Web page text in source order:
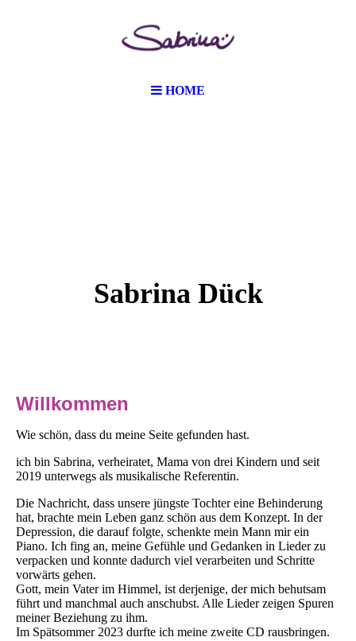
HOME
Sabrina Dück
Willkommen
Wie schön, dass du meine Seite gefunden hast.
ich bin Sabrina, verheiratet, Mama von drei Kindern und seit
2019 unterwegs als musikalische Referentin.
Die Nachricht, dass unsere jüngste Tochter eine Behinderung
hat, brachte mein Leben ganz schön aus dem Konzept. In der
Depression, die darauf folgte, schenkte mein Mann mir ein
Piano. Ich fing an, meine Gefühle und Gedanken in Lieder zu
verpacken und konnte dadurch viel verarbeiten und Schritte
vorwärts gehen.
Gott, mein Vater im Himmel, ist derjenige, der mich behutsam
führt und manchmal auch anschubst. Alle Lieder zeigen Spuren
meiner Beziehung zu ihm.
Im Spätsommer 2023 durfte ich meine zweite CD rausbringen.